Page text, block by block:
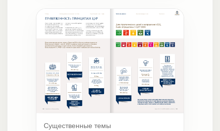
Существенные темы